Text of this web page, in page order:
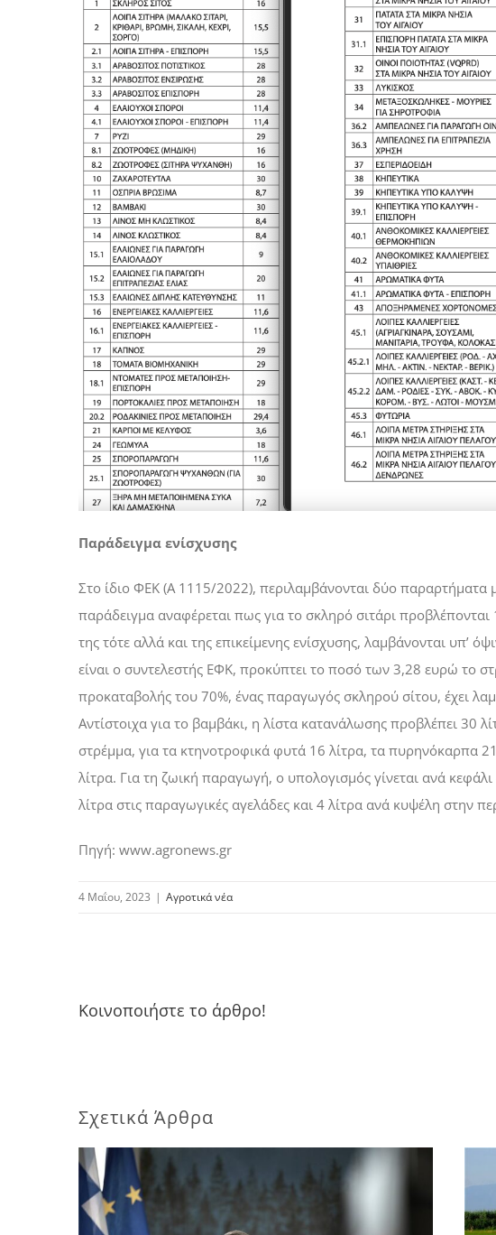
Παράδειγμα ενίσχυσης
Στο ίδιο ΦΕΚ (Α 1115/2022), περιλαμβάνονται δύο παραρτήματα
παράδειγμα αναφέρεται πως για το σκληρό σιτάρι
της τότε αλλά και της επικείμενης ενίσχυσης, λαμβάνονται υπ’
είναι ο συντελεστής ΕΦΚ, προκύπτει το ποσό των 3,28 ευρώ το
προκαταβολής του 70%, ένας παραγωγός σκληρού σίτου, έχει
Αντίστοιχα για το βαμβάκι, η λίστα κατανάλωσης προβλέπει 30
στρέμμα, για τα κτηνοτροφικά φυτά 16 λίτρα, τα πυρηνόκαρπα
λίτρα. Για τη ζωική παραγωγή, ο υπολογισμός γίνεται ανά
λίτρα στις παραγωγικές αγελάδες και 4 λίτρα ανά κυψέλη στην
Πηγή: www.agronews.gr
4 Μαΐου, 2023 | Αγροτικά νέα
Κοινοποιήστε το άρθρο!
Σχετικά Άρθρα